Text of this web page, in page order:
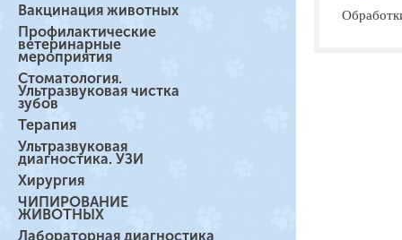
Вакцинация животных
Профилактические
ветеринарные
мероприятия
Стоматология.
Ультразвуковая чистка
зубов
Терапия
Ультразвуковая
диагностика. УЗИ
Хирургия
ЧИПИРОВАНИЕ
ЖИВОТНЫХ
Лабораторная диагностика